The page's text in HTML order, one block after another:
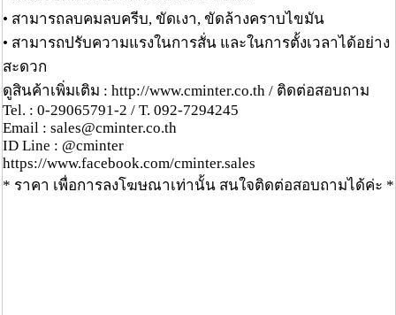
• สามารถลบคมลบครีบ, ขัดเงา, ขัดล้างคราบไขมัน
• สามารถปรับความแรงในการสั่น และในการตั้งเวลาได้อย่าง
สะดวก
ดูสินค้าเพิ่มเติม : http://www.cminter.co.th / ติดต่อสอบถาม
Tel. : 0-29065791-2 / T. 092-7294245
Email : sales@cminter.co.th
ID Line : @cminter
https://www.facebook.com/cminter.sales
* ราคา เพื่อการลงโฆษณาเท่านั้น สนใจติดต่อสอบถามได้ค่ะ *